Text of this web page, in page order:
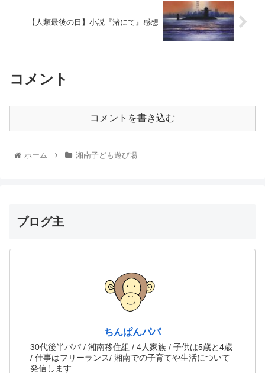
【人類最後の日】小説『渚にて』感想
コメント
コメントを書き込む
ホーム 湘南子ども遊び場
ブログ主
ちんぱんパパ
30代後半パパ / 湘南移住組 / 4人家族 / 子供は5歳と4歳
/ 仕事はフリーランス/ 湘南での子育てや生活について
発信します